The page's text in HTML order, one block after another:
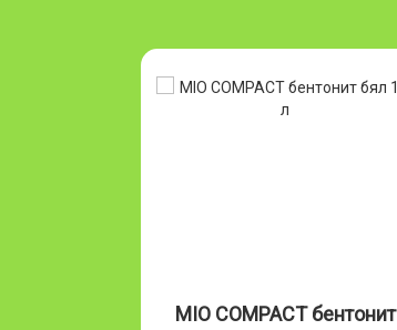
MIO COMPACT бентонит